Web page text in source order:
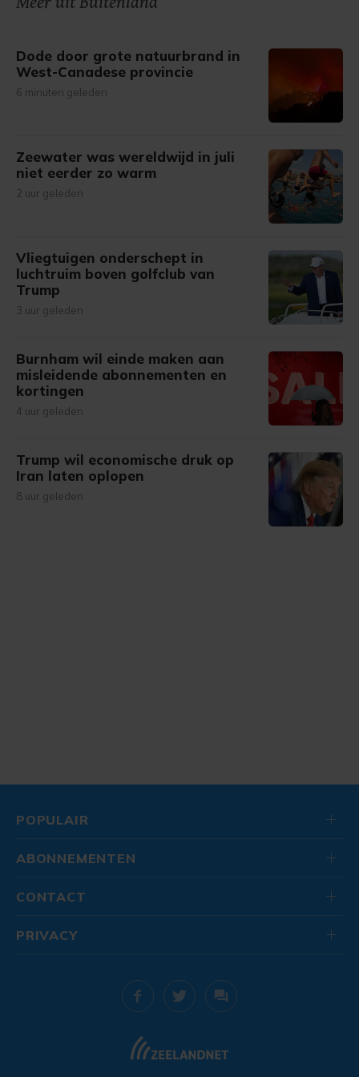
Dode door grote natuurbrand in
West-Canadese provincie
6 minuten geleden
Zeewater was wereldwijd in juli
niet eerder zo warm
2 uur geleden
Vliegtuigen onderschept in
luchtruim boven golfclub van
Trump
3 uur geleden
Burnham wil einde maken aan
misleidende abonnementen en
kortingen
4 uur geleden
Trump wil economische druk op
Iran laten oplopen
8 uur geleden
POPULAIR
ABONNEMENTEN
CONTACT
PRIVACY